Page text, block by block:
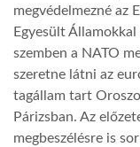
megvédelmezné az
Egyesült Államokkal
szemben a NATO
szeretne látni az
tagállam tart
Párizsban. Az
megbeszélésre is